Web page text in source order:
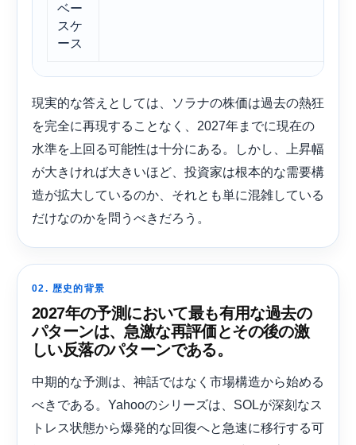
ベー
スケ
ース
現実的な答えとしては、ソラナの株価は過去の熱狂
を完全に再現することなく、2027年までに現在の
水準を上回る可能性は十分にある。しかし、上昇幅
が大きければ大きいほど、投資家は根本的な需要構
造が拡大しているのか、それとも単に混雑している
だけなのかを問うべきだろう。
02. 歴史的背景
2027年の予測において最も有用な過去の
パターンは、急激な再評価とその後の激
しい反落のパターンである。
中期的な予測は、神話ではなく市場構造から始める
べきである。Yahooのシリーズは、SOLが深刻なス
トレス状態から爆発的な回復へと急速に移行する可